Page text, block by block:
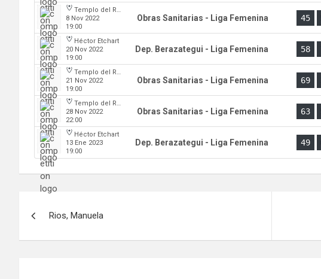
Templo del Rock
8 Nov 2022
19:00
Obras Sanitarias - Liga Femenina 45
Héctor Etchart
20 Nov 2022
19:00
Dep. Berazategui - Liga Femenina 58
Templo del Rock
21 Nov 2022
19:00
Obras Sanitarias - Liga Femenina 69
Templo del Rock
28 Nov 2022
22:00
Obras Sanitarias - Liga Femenina 63
Héctor Etchart
13 Ene 2023
19:00
Dep. Berazategui - Liga Femenina 49
Rios, Manuela